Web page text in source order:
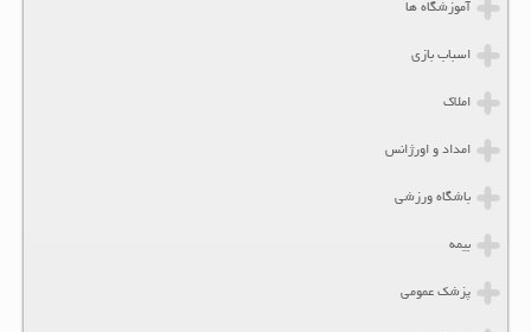
آموزشگاه ها
اسباب بازی
املاک
امداد و اورژانس
باشگاه ورزشی
بیمه
پزشک عمومی